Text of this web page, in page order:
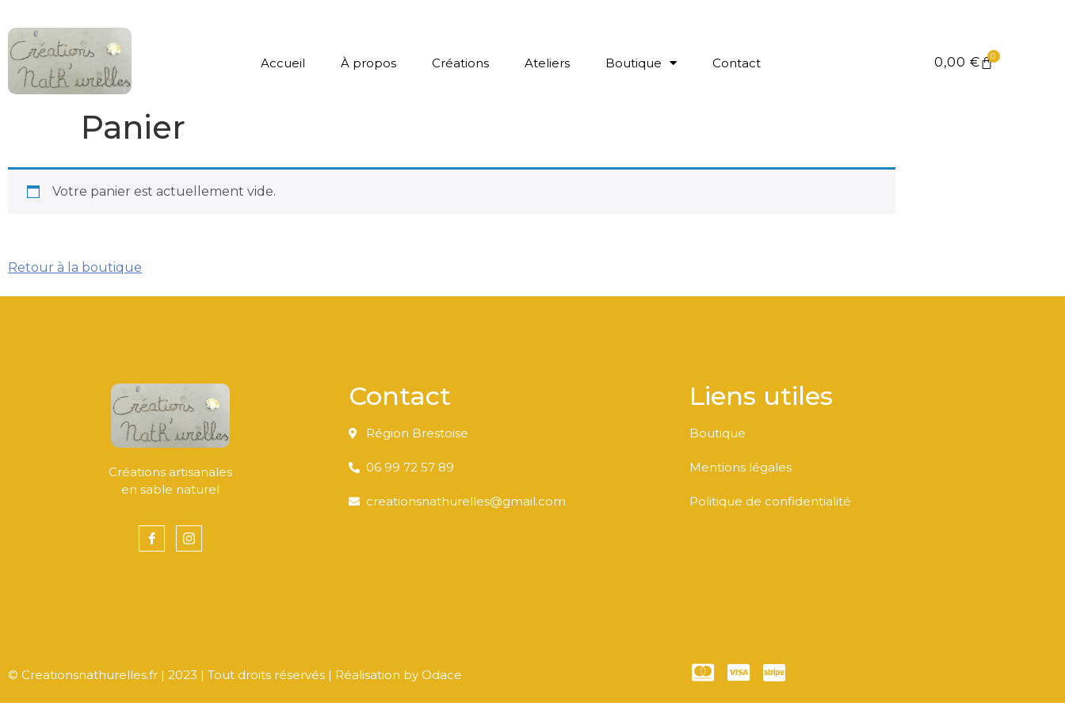
Accueil À propos Créations Ateliers Boutique Contact 0,00 € 0
Panier
Votre panier est actuellement vide.
Retour à la boutique
Créations artisanales
en sable naturel
Contact
Région Brestoise
06 99 72 57 89
creationsnathurelles@gmail.com
Liens utiles
Boutique
Mentions légales
Politique de confidentialité
© Creationsnathurelles.fr | 2023 | Tout droits réservés | Réalisation by Odace